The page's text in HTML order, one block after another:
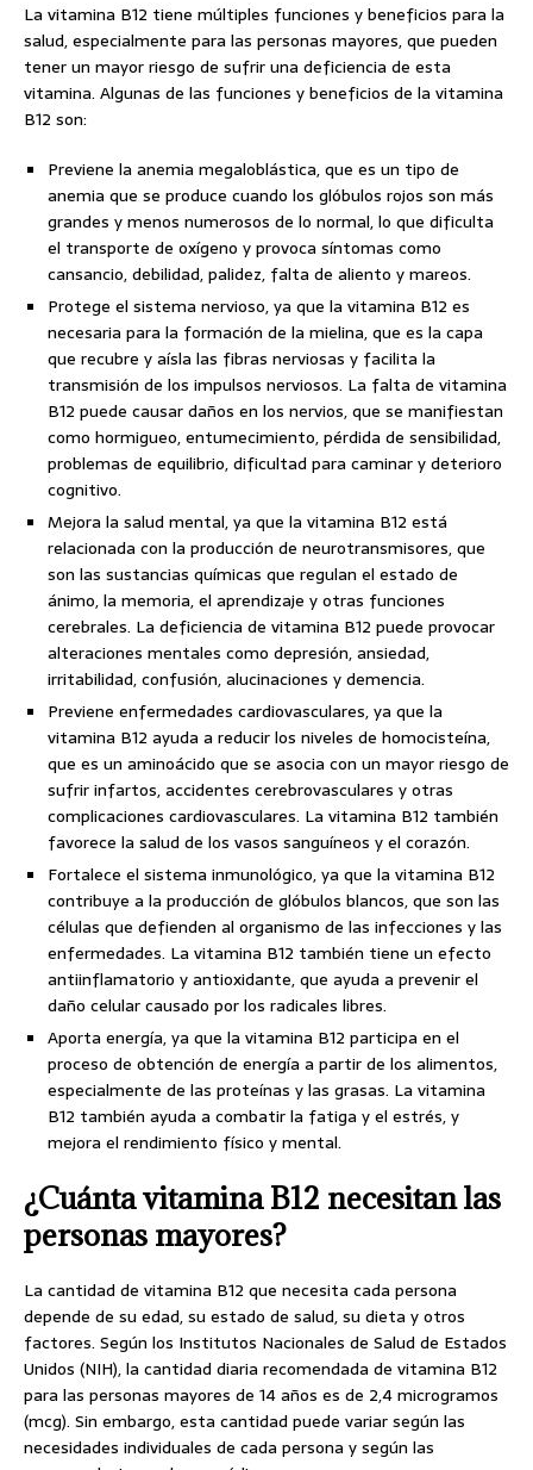
La vitamina B12 tiene múltiples funciones y beneficios para la
salud, especialmente para las personas mayores, que pueden
tener un mayor riesgo de sufrir una deficiencia de esta
vitamina. Algunas de las funciones y beneficios de la vitamina
B12 son:
Previene la anemia megaloblástica, que es un tipo de
anemia que se produce cuando los glóbulos rojos son más
grandes y menos numerosos de lo normal, lo que dificulta
el transporte de oxígeno y provoca síntomas como
cansancio, debilidad, palidez, falta de aliento y mareos.
Protege el sistema nervioso, ya que la vitamina B12 es
necesaria para la formación de la mielina, que es la capa
que recubre y aísla las fibras nerviosas y facilita la
transmisión de los impulsos nerviosos. La falta de vitamina
B12 puede causar daños en los nervios, que se manifiestan
como hormigueo, entumecimiento, pérdida de sensibilidad,
problemas de equilibrio, dificultad para caminar y deterioro
cognitivo.
Mejora la salud mental, ya que la vitamina B12 está
relacionada con la producción de neurotransmisores, que
son las sustancias químicas que regulan el estado de
ánimo, la memoria, el aprendizaje y otras funciones
cerebrales. La deficiencia de vitamina B12 puede provocar
alteraciones mentales como depresión, ansiedad,
irritabilidad, confusión, alucinaciones y demencia.
Previene enfermedades cardiovasculares, ya que la
vitamina B12 ayuda a reducir los niveles de homocisteína,
que es un aminoácido que se asocia con un mayor riesgo de
sufrir infartos, accidentes cerebrovasculares y otras
complicaciones cardiovasculares. La vitamina B12 también
favorece la salud de los vasos sanguíneos y el corazón.
Fortalece el sistema inmunológico, ya que la vitamina B12
contribuye a la producción de glóbulos blancos, que son las
células que defienden al organismo de las infecciones y las
enfermedades. La vitamina B12 también tiene un efecto
antiinflamatorio y antioxidante, que ayuda a prevenir el
daño celular causado por los radicales libres.
Aporta energía, ya que la vitamina B12 participa en el
proceso de obtención de energía a partir de los alimentos,
especialmente de las proteínas y las grasas. La vitamina
B12 también ayuda a combatir la fatiga y el estrés, y
mejora el rendimiento físico y mental.
¿Cuánta vitamina B12 necesitan las
personas mayores?
La cantidad de vitamina B12 que necesita cada persona
depende de su edad, su estado de salud, su dieta y otros
factores. Según los Institutos Nacionales de Salud de Estados
Unidos (NIH), la cantidad diaria recomendada de vitamina B12
para las personas mayores de 14 años es de 2,4 microgramos
(mcg). Sin embargo, esta cantidad puede variar según las
necesidades individuales de cada persona y según las